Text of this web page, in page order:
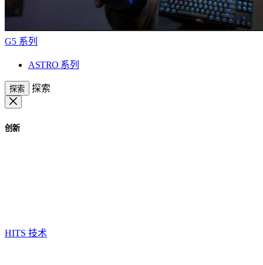
G5 系列
ASTRO 系列
探索 探索
创新
HITS 技术